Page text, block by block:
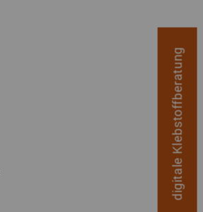
digitale Klebstoffberatung